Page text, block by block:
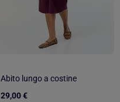
Abito lungo a costine
29,00 €